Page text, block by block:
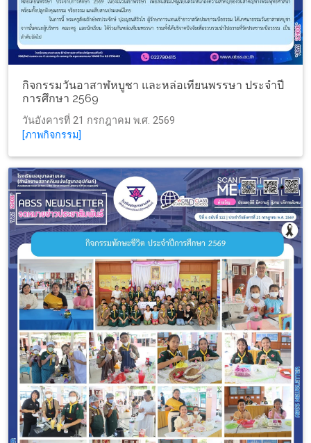
กิจกรรมวันอาสาฬหบูชา และหล่อเทียนพรรษา ประจำปี
การศึกษา 2569
วันอังคารที่ 21 กรกฎาคม พ.ศ. 2569
[ภาพกิจกรรม]